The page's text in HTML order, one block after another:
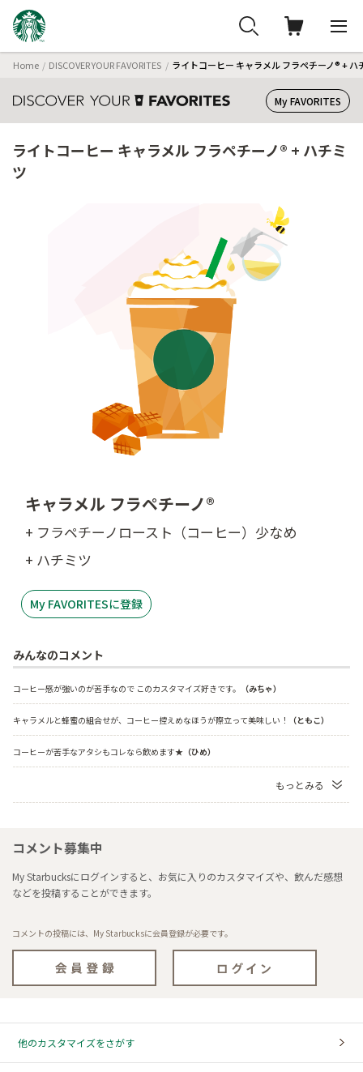
Home DISCOVER YOUR FAVORITES ライトコーヒー キャラメル フラペチーノ® + ハ
My FAVORITES
ライトコーヒー キャラメル フラペチーノ® + ハチミ
ツ
キャラメル フラペチーノ®
+ フラペチーノロースト（コーヒー）少なめ
+ ハチミツ
My FAVORITESに登録
みんなのコメント
コーヒー感が強いのが苦手なので このカスタマイズ好きです。 （みちゃ）
キャラメルと蜂蜜の組合せが、コーヒー控えめなほうが際立って美味しい！ （ともこ）
コーヒーが苦手なアタシもコレなら飲めます★ （ひめ）
もっとみる
コメント募集中
My Starbucksにログインすると、お気に入りのカスタマイズや、飲んだ感想
などを投稿することができます。
コメントの投稿には、My Starbucksに会員登録が必要です。
他のカスタマイズをさがす